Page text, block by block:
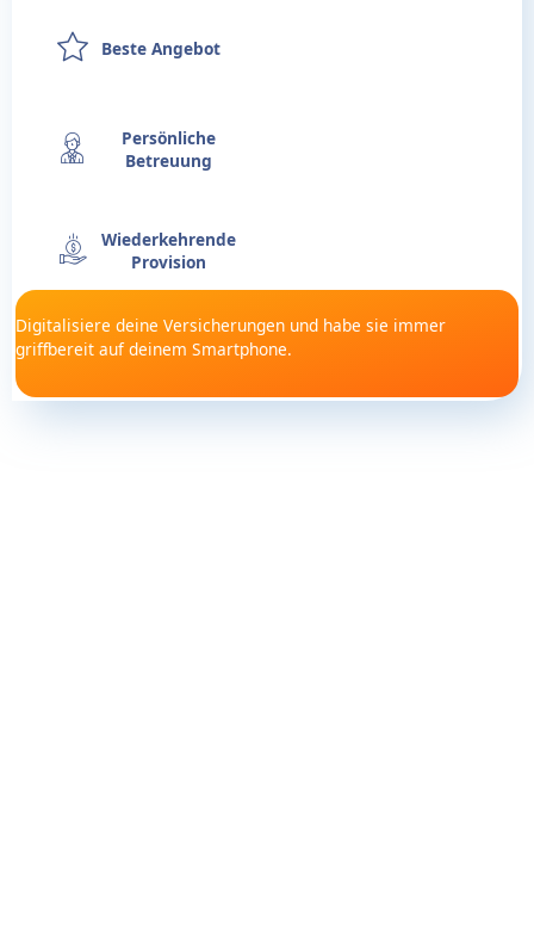
Beste Angebot
Persönliche
Betreuung
Wiederkehrende
Provision
Digitalisiere deine Versicherungen und habe sie immer
griffbereit auf deinem Smartphone.